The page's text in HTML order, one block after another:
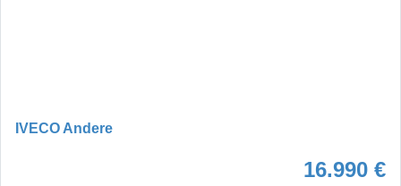
IVECO Andere
16.990 €